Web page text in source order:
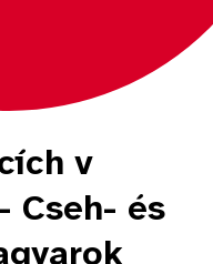
v
Cseh- és